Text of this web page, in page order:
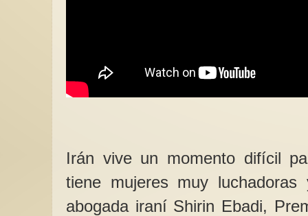
Irán vive un momento difícil
tiene mujeres muy
abogada iraní Shirin Ebadi,